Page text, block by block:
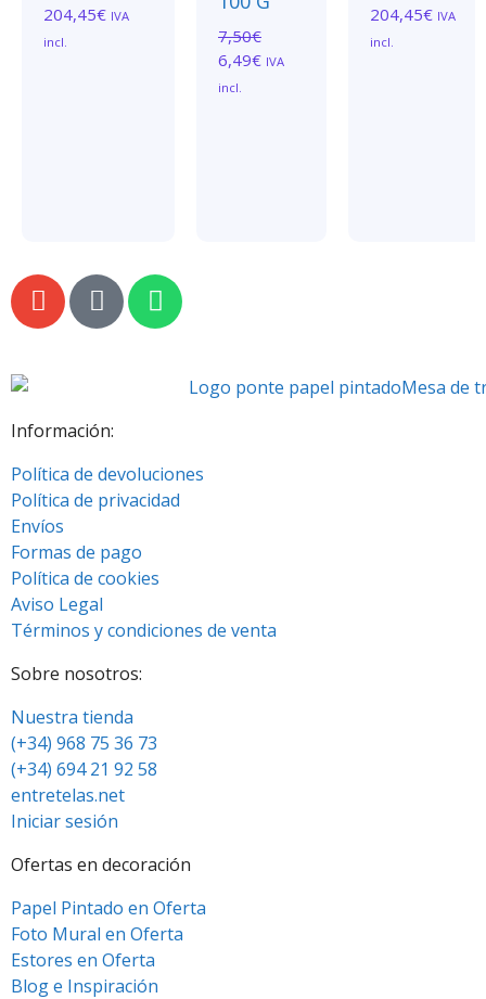
204,45€ IVA
incl.
7,50€
6,49€ IVA
incl.
204,45€ IVA
incl.
Información:
Política de devoluciones
Política de privacidad
Envíos
Formas de pago
Política de cookies
Aviso Legal
Términos y condiciones de venta
Sobre nosotros:
Nuestra tienda
(+34) 968 75 36 73
(+34) 694 21 92 58
entretelas.net
Iniciar sesión
Ofertas en decoración
Papel Pintado en Oferta
Foto Mural en Oferta
Estores en Oferta
Blog e Inspiración